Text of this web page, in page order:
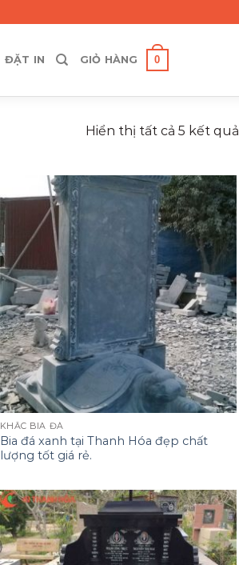
ĐẶT IN GIỎ HÀNG 0
Hiển thị tất cả 5 kết quả
KHẮC BIA ĐÁ
Bia đá xanh tại Thanh Hóa đẹp chất
lượng tốt giá rẻ.